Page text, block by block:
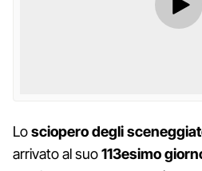
Losciopero degli
arrivato al suo113esimo